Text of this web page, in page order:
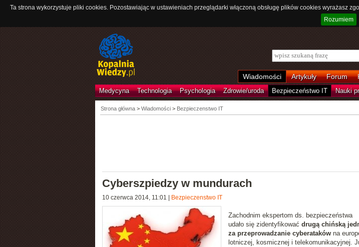
Ta strona wykorzystuje pliki cookies. Pozostawiając w ustawieniach przeglądarki włączoną obsługę plików cookies wyrażasz
Rozumiem
Wiadomości Artykuły Forum
Medycyna Technologia Psychologia Zdrowie/uroda Bezpieczeństwo IT Nauki
Strona główna> Wiadomości > Bezpieczenstwo IT
Cyberszpiedzy w mundurach
10 czerwca 2014, 11:01 Bezpieczenstwo IT
Zachodnim ekspertom ds. bezpieczeństwa
udało się zidentyfikować drugą chińską
za przeprowadzanie cyberatakówna
lotniczej, kosmicznej i telekomunikacyjnej.